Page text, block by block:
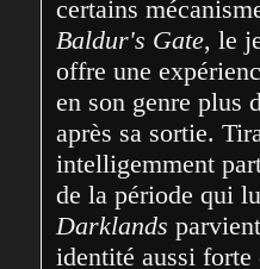
Baldur's Gate, le
offre une
en son genre plus
après sa sortie.
intelligemment
Darklands
identité aussi forte